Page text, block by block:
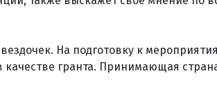
На подготовку к
гранта. Принимающая